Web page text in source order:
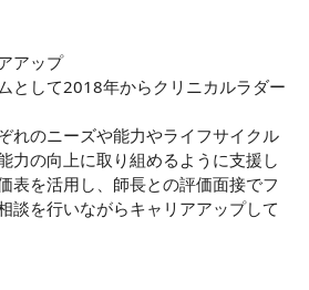
アップ
として2018年からクリニカルラダー
れのニーズや能力やライフサイクル
力の向上に取り組めるように支援し
表を活用し、師長との評価面接でフ
談を行いながらキャリアアップして